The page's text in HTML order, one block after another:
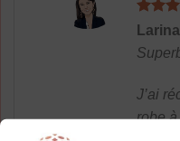
Note5
J’ai
robe